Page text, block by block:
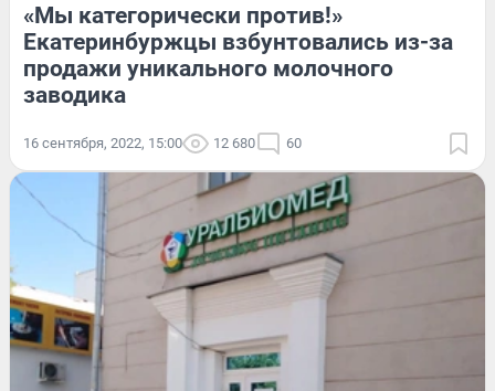
«Мы категорически против!»
Екатеринбуржцы взбунтовались из-за
продажи уникального молочного
заводика
16 сентября, 2022, 15:00 12 680 60